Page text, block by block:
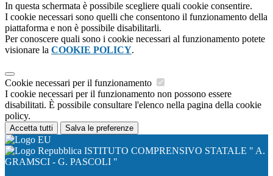
In questa schermata è possibile scegliere quali cookie consentire.
I cookie necessari sono quelli che consentono il funzionamento della
piattaforma e non è possibile disabilitarli.
Per conoscere quali sono i cookie necessari al funzionamento potete
visionare la COOKIE POLICY.
Cookie necessari per il funzionamento
I cookie necessari per il funzionamento non possono essere
disabilitati. È possibile consultare l'elenco nella pagina della cookie
policy.
Accetta tutti Salva le preferenze
ISTITUTO COMPRENSIVO STATALE " A.
GRAMSCI - G. PASCOLI "